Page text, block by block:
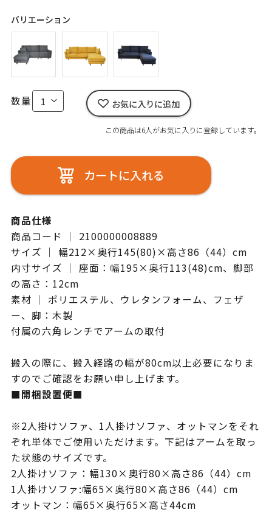
バリエーション
数量 お気に入りに追加
この商品は6人がお気に入りに登録しています。
カートに入れる
商品仕様
商品コード ｜ 2100000008889
サイズ ｜ 幅212×奥行145(80)×高さ86（44）cm
内寸サイズ ｜ 座面：幅195×奥行113(48)cm、脚部
の高さ：12cm
素材 ｜ ポリエステル、ウレタンフォーム、フェザ
ー、脚：木製
付属の六角レンチでアームの取付
搬入の際に、搬入経路の幅が80cm以上必要になりま
すのでご確認をお願い申し上げます。
■開梱設置便■
※2人掛けソファ、1人掛けソファ、オットマンをそれ
ぞれ単体でご使用いただけます。下記はアームを取っ
た状態のサイズです。
2人掛けソファ：幅130×奥行80×高さ86（44）cm
1人掛けソファ:幅65×奥行80×高さ86（44）cm
オットマン：幅65×奥行65×高さ44cm